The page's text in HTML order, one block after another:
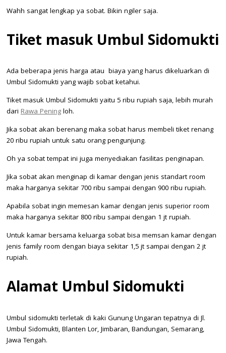
Wahh sangat lengkap ya sobat. Bikin ngiler saja.
Tiket masuk Umbul Sidomukti
Ada beberapa jenis harga atau biaya yang harus dikeluarkan di
Umbul Sidomukti yang wajib sobat ketahui.
Tiket masuk Umbul Sidomukti yaitu 5 ribu rupiah saja, lebih murah
dari Rawa Peningloh.
Jika sobat akan berenang maka sobat harus membeli tiket renang
20 ribu rupiah untuk satu orang pengunjung.
Oh ya sobat tempat ini juga menyediakan fasilitas penginapan.
Jika sobat akan menginap di kamar dengan jenis standart room
maka harganya sekitar 700 ribu sampai dengan 900 ribu rupiah.
Apabila sobat ingin memesan kamar dengan jenis superior room
maka harganya sekitar 800 ribu sampai dengan 1 jt rupiah.
Untuk kamar bersama keluarga sobat bisa memsan kamar dengan
jenis family room dengan biaya sekitar 1,5 jt sampai dengan 2 jt
rupiah.
Alamat Umbul Sidomukti
Umbul sidomukti terletak di kaki Gunung Ungaran tepatnya di Jl.
Umbul Sidomukti, Blanten Lor, Jimbaran, Bandungan, Semarang,
Jawa Tengah.